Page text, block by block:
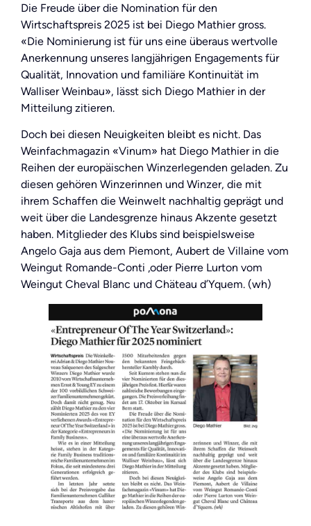
Die Freude über die Nomination für den
Wirtschaftspreis 2025 ist bei Diego Mathier gross.
«Die Nominierung ist für uns eine überaus wertvolle
Anerkennung unseres langjährigen Engagements für
Qualität, Innovation und familiäre Kontinuität im
Walliser Weinbau», lässt sich Diego Mathier in der
Mitteilung zitieren.
Doch bei diesen Neuigkeiten bleibt es nicht. Das
Weinfachmagazin «Vinum» hat Diego Mathier in die
Reihen der europäischen Winzerlegenden geladen. Zu
diesen gehören Winzerinnen und Winzer, die mit
ihrem Schaffen die Weinwelt nachhaltig geprägt und
weit über die Landesgrenze hinaus Akzente gesetzt
haben. Mitglieder des Klubs sind beispielsweise
Angelo Gaja aus dem Piemont, Aubert de Villaine vom
Weingut Romande-Conti ‚oder Pierre Lurton vom
Weingut Cheval Blanc und Chäteau d’Yquem. (wh)